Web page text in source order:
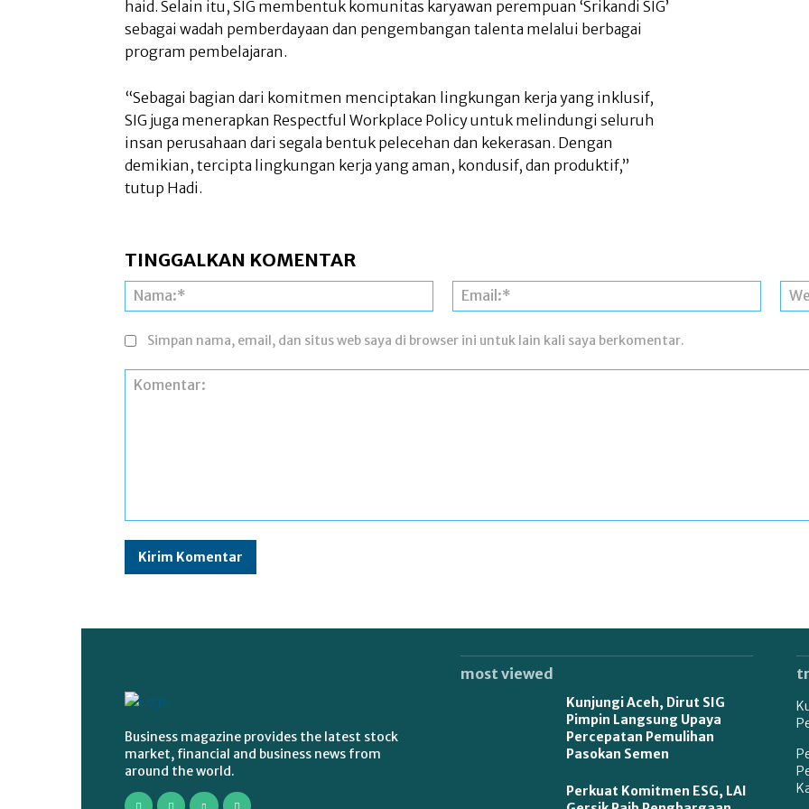
haid. Selain itu, SIG membentuk komunitas karyawan perempuan ‘Srikandi SIG’
sebagai wadah pemberdayaan dan pengembangan talenta melalui berbagai
program pembelajaran.
“Sebagai bagian dari komitmen menciptakan lingkungan kerja yang inklusif,
SIG juga menerapkan Respectful Workplace Policy untuk melindungi seluruh
insan perusahaan dari segala bentuk pelecehan dan kekerasan. Dengan
demikian, tercipta lingkungan kerja yang aman, kondusif, dan produktif,”
tutup Hadi.
TINGGALKAN KOMENTAR
Nama:* Email:*
Simpan nama, email, dan situs web saya di browser ini untuk lain kali saya berkomentar.
Business magazine provides the latest stock
market, financial and business news from
around the world.
most viewed
Kunjungi Aceh, Dirut SIG
Pimpin Langsung Upaya
Percepatan Pemulihan
Pasokan Semen
Perkuat Komitmen ESG, LAI